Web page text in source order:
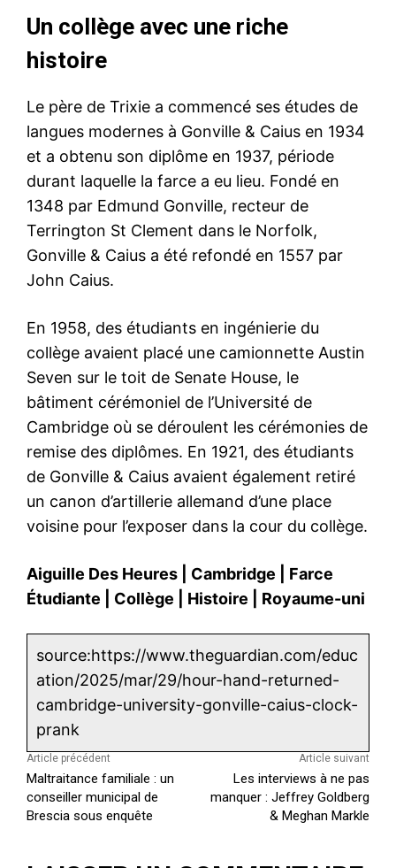
Un collège avec une riche
histoire
Le père de Trixie a commencé ses études de
langues modernes à Gonville & Caius en 1934
et a obtenu son diplôme en 1937, période
durant laquelle la farce a eu lieu. Fondé en
1348 par Edmund Gonville, recteur de
Terrington St Clement dans le Norfolk,
Gonville & Caius a été refondé en 1557 par
John Caius.
En 1958, des étudiants en ingénierie du
collège avaient placé une camionnette Austin
Seven sur le toit de Senate House, le
bâtiment cérémoniel de l’Université de
Cambridge où se déroulent les cérémonies de
remise des diplômes. En 1921, des étudiants
de Gonville & Caius avaient également retiré
un canon d’artillerie allemand d’une place
voisine pour l’exposer dans la cour du collège.
Aiguille Des Heures Cambridge
Farce
Étudiante
Collège Histoire Royaume-uni
source:https://www.theguardian.com/educ
ation/2025/mar/29/hour-hand-returned-
cambridge-university-gonville-caius-clock-
prank
Article précédent
Maltraitance familiale : un
conseiller municipal de
Brescia sous enquête
Article suivant
Les interviews à ne pas
manquer : Jeffrey Goldberg
& Meghan Markle